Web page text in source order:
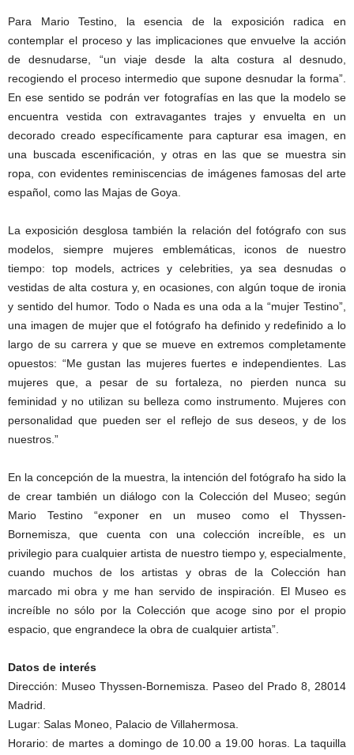
Para Mario Testino, la esencia de la exposición radica en
contemplar el proceso y las implicaciones que envuelve la acción
de desnudarse, “un viaje desde la alta costura al desnudo,
recogiendo el proceso intermedio que supone desnudar la forma”.
En ese sentido se podrán ver fotografías en las que la modelo se
encuentra vestida con extravagantes trajes y envuelta en un
decorado creado específicamente para capturar esa imagen, en
una buscada escenificación, y otras en las que se muestra sin
ropa, con evidentes reminiscencias de imágenes famosas del arte
español, como las Majas de Goya.
La exposición desglosa también la relación del fotógrafo con sus
modelos, siempre mujeres emblemáticas, iconos de nuestro
tiempo: top models, actrices y celebrities, ya sea desnudas o
vestidas de alta costura y, en ocasiones, con algún toque de ironia
y sentido del humor. Todo o Nada es una oda a la “mujer Testino”,
una imagen de mujer que el fotógrafo ha definido y redefinido a lo
largo de su carrera y que se mueve en extremos completamente
opuestos: “Me gustan las mujeres fuertes e independientes. Las
mujeres que, a pesar de su fortaleza, no pierden nunca su
feminidad y no utilizan su belleza como instrumento. Mujeres con
personalidad que pueden ser el reflejo de sus deseos, y de los
nuestros.”
En la concepción de la muestra, la intención del fotógrafo ha sido la
de crear también un diálogo con la Colección del Museo; según
Mario Testino “exponer en un museo como el Thyssen-
Bornemisza, que cuenta con una colección increíble, es un
privilegio para cualquier artista de nuestro tiempo y, especialmente,
cuando muchos de los artistas y obras de la Colección han
marcado mi obra y me han servido de inspiración. El Museo es
increíble no sólo por la Colección que acoge sino por el propio
espacio, que engrandece la obra de cualquier artista”.
Datos de interés
Dirección: Museo Thyssen-Bornemisza. Paseo del Prado 8, 28014
Madrid.
Lugar: Salas Moneo, Palacio de Villahermosa.
Horario: de martes a domingo de 10.00 a 19.00 horas. La taquilla